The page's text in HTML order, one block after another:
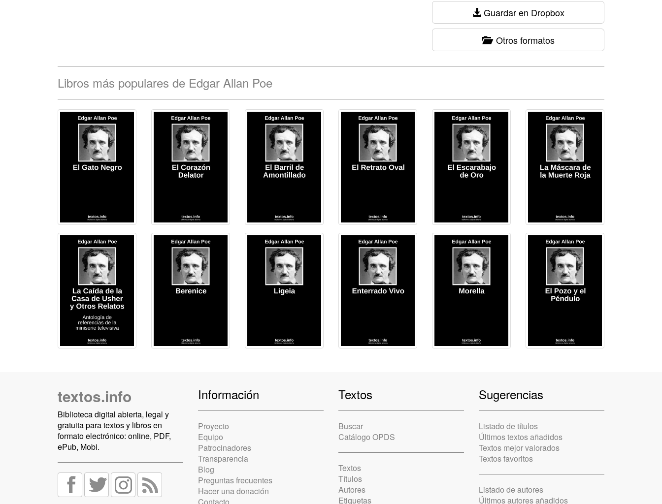
Guardar en Dropbox
Otros formatos
Libros más populares de Edgar Allan Poe
textos.info
Biblioteca digital abierta, legal y
gratuita para textos y libros en
formato electrónico: online, PDF,
ePub, Mobi.
Información
Proyecto
Equipo
Patrocinadores
Transparencia
Blog
Preguntas frecuentes
Hacer una donación
Textos
Buscar
Catálogo OPDS
Textos
Títulos
Autores
Etiquetas
Sugerencias
Listado de títulos
Últimos textos añadidos
Textos mejor valorados
Textos favoritos
Listado de autores
Últimos autores añadidos